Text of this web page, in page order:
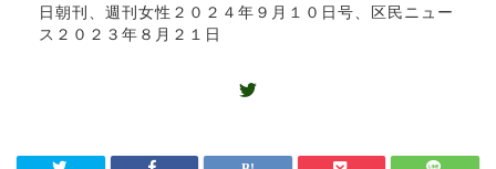
日朝刊、週刊女性２０２４年９月１０日号、区民ニュー
ス２０２３年８月２１日